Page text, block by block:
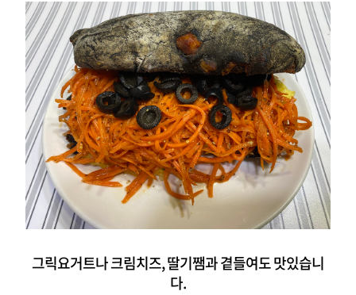
그릭요거트나 크림치즈, 딸기쨈과 곁들여도 맛있습니
다.